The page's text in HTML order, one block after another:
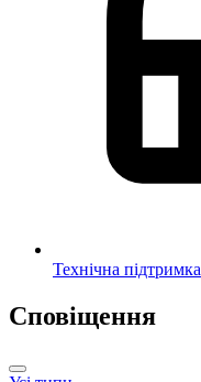
Технічна підтримка
Сповіщення